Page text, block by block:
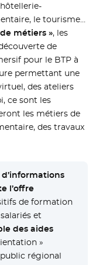
le tourisme…
métiers », les
de
pour le BTP à
permettant une
des ateliers
ce sont les
les métiers de
des travaux
l’offre
de formation
et
des aides
»
régional